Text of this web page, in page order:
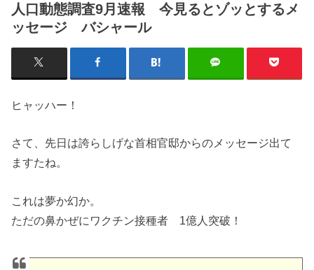
人口動態調査9月速報 今見るとゾッとするメ
ッセージ バシャール
ヒャッハー！
さて、先日は誇らしげな首相官邸からのメッセージ出て
ますたね。
これは夢か幻か。
ただの鼻かぜにワクチン接種者 1億人突破！